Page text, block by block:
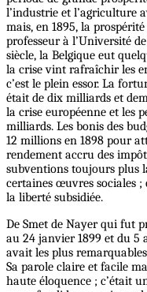
l’industrie et l’agriculture
mais, en 1895, la
professeur à l’Université
siècle, la Belgique eut
la crise vint rafraîchir les
c’est le plein essor. La
était de dix milliards et
la crise européenne et les
milliards. Les bonis des
12 millions en 1898 pour
rendement accru des
subventions toujours plus
certaines œuvres sociales ;
la liberté subsidiée.
De Smet de Nayer qui fut
au 24 janvier 1899 et du 5
avait les plus
Sa parole claire et facile
haute éloquence ; c’était